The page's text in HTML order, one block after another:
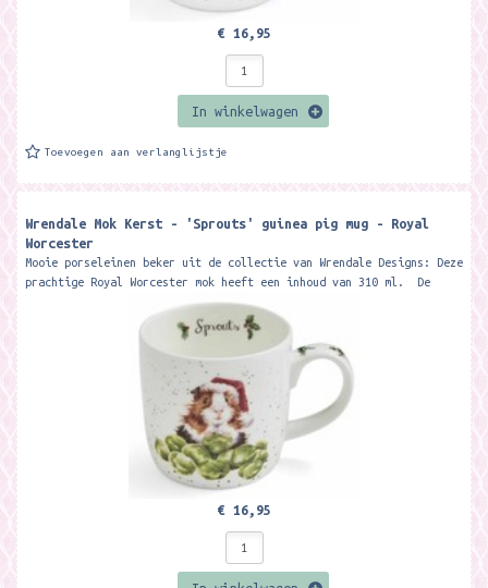
€ 16,95
In winkelwagen
Toevoegen aan verlanglijstje
Wrendale Mok Kerst - 'Sprouts' guinea pig mug - Royal
Worcester
Mooie porseleinen beker uit de collectie van Wrendale Designs: Deze
prachtige Royal Worcester mok heeft een inhoud van 310 ml. De
€ 16,95